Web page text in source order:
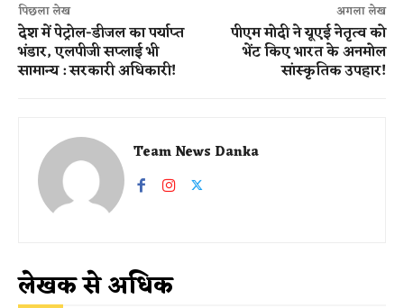
पिछला लेख
देश में पेट्रोल-डीजल का पर्याप्त
भंडार, एलपीजी सप्लाई भी
सामान्य : सरकारी अधिकारी!
अगला लेख
पीएम मोदी ने यूएई नेतृत्व को
भेंट किए भारत के अनमोल
सांस्कृतिक उपहार!
Team News Danka
लेखक से अधिक